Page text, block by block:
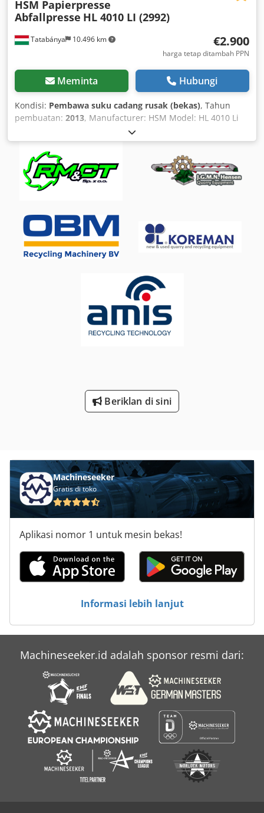
Tatabánya 10.496 km
HSM Papierpresse
Abfallpresse HL 4010 LI (2992)
€2.900
harga tetap ditambah PPN
Meminta Hubungi
Kondisi: Pembawa suku cadang rusak (bekas), Tahun
pembuatan: 2013, Manufacturer: HSM Model: HL 4010 Li
Year of manufacture: 2013 The equipment is incomplete
and is being sold as parts. Defects: Dkodpfxsur Rave Aptor
- Hydraulic pump missing - Control unit missing - Power
supply missing
Beriklan di sini
Machineseeker
Gratis di toko
Aplikasi nomor 1 untuk mesin bekas!
Informasi lebih lanjut
Machineseeker.id adalah sponsor resmi dari: